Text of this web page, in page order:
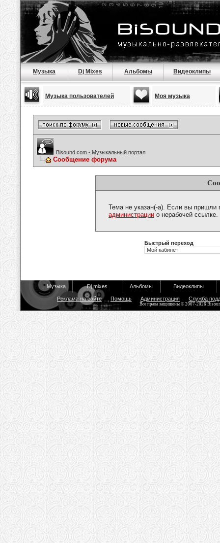
Музыка Dj Mixes Альбомы Видеоклипы
Музыка пользователей Моя музыка
Bisound.com - Музыкальный портал
Сообщение форума
Тема не указан(-а). Если вы пришли
администрации о нерабочей ссылке.
Быстрый переход
Музыка Dj mixes Альбомы Видеоклипы
Реклама на сайте Помощь Администрация Служба
Все права защищены © 2007-2026